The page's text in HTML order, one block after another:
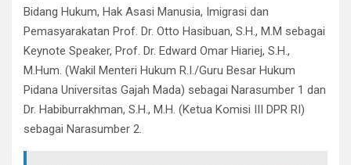
Bidang Hukum, Hak Asasi Manusia, Imigrasi dan
Pemasyarakatan Prof. Dr. Otto Hasibuan, S.H., M.M sebagai
Keynote Speaker, Prof. Dr. Edward Omar Hiariej, S.H.,
M.Hum. (Wakil Menteri Hukum R.I./Guru Besar Hukum
Pidana Universitas Gajah Mada) sebagai Narasumber 1 dan
Dr. Habiburrakhman, S.H., M.H. (Ketua Komisi III DPR RI)
sebagai Narasumber 2.